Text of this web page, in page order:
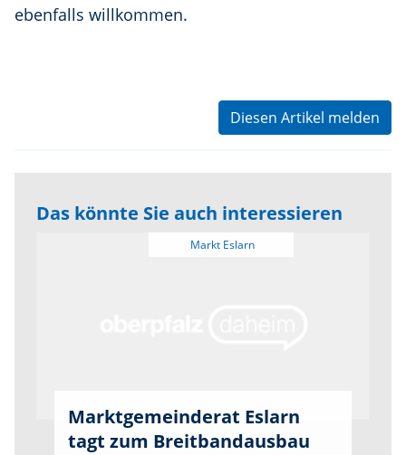
ebenfalls willkommen.
Diesen Artikel melden
Das könnte Sie auch interessieren
Marktgemeinderat Eslarn
tagt zum Breitbandausbau